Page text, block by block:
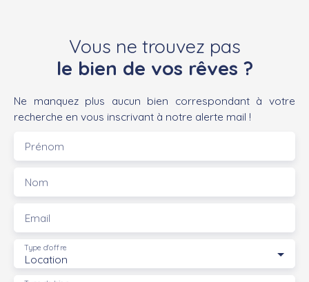
Vous ne trouvez pas
le bien de vos rêves ?
Ne manquez plus aucun bien correspondant à votre
recherche en vous inscrivant à notre alerte mail !
Prénom
Nom
Email
Location
Type d'offre